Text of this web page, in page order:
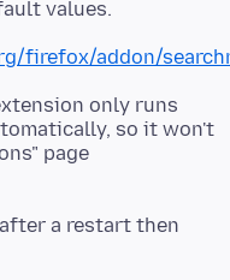
firefox/addon/
only runs
so it won't
page
a restart then